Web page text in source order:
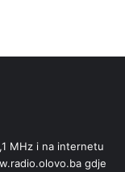
MHz i na internetu
gdje